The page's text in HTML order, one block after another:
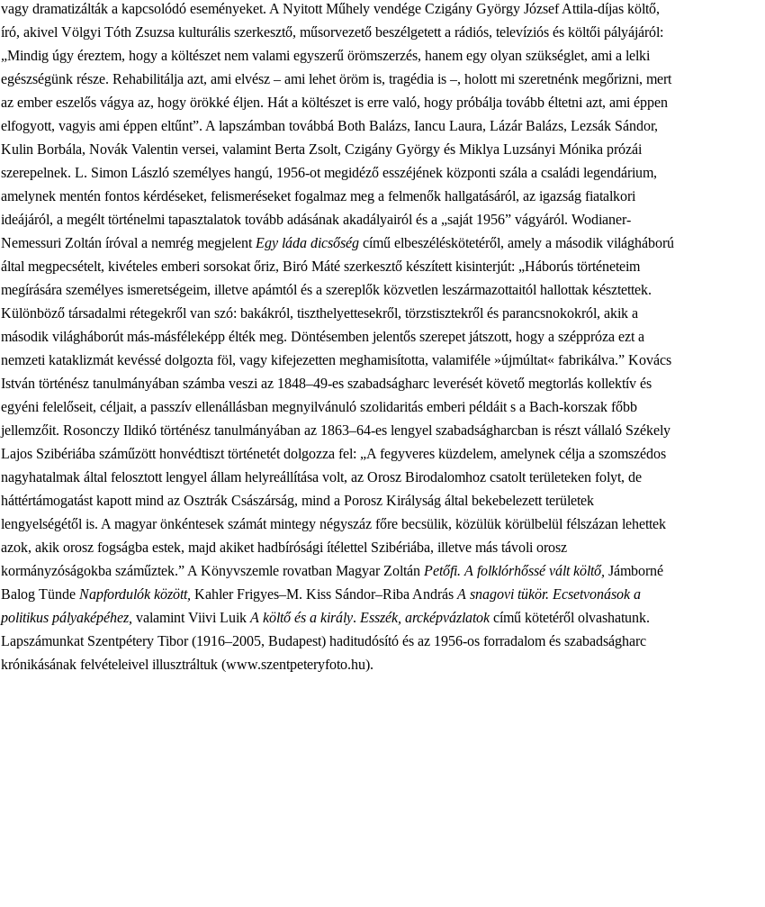
vagy dramatizálták a kapcsolódó eseményeket. A Nyitott Műhely vendége Czigány György József Attila-díjas költő,
író, akivel Völgyi Tóth Zsuzsa kulturális szerkesztő, műsorvezető beszélgetett a rádiós, televíziós és költői pályájáról:
„Mindig úgy éreztem, hogy a költészet nem valami egyszerű örömszerzés, hanem egy olyan szükséglet, ami a lelki
egészségünk része. Rehabilitálja azt, ami elvész – ami lehet öröm is, tragédia is –, holott mi szeretnénk megőrizni, mert
az ember eszelős vágya az, hogy örökké éljen. Hát a költészet is erre való, hogy próbálja tovább éltetni azt, ami éppen
elfogyott, vagyis ami éppen eltűnt”. A lapszámban továbbá Both Balázs, Iancu Laura, Lázár Balázs, Lezsák Sándor,
Kulin Borbála, Novák Valentin versei, valamint Berta Zsolt, Czigány György és Miklya Luzsányi Mónika prózái
szerepelnek. L. Simon László személyes hangú, 1956-ot megidéző esszéjének központi szála a családi legendárium,
amelynek mentén fontos kérdéseket, felismeréseket fogalmaz meg a felmenők hallgatásáról, az igazság fiatalkori
ideájáról, a megélt történelmi tapasztalatok tovább adásának akadályairól és a „saját 1956” vágyáról. Wodianer-
Nemessuri Zoltán íróval a nemrég megjelent Egy láda dicsőségcímű elbeszéléskötetéről, amely a második világháború
által megpecsételt, kivételes emberi sorsokat őriz, Biró Máté szerkesztő készített kisinterjút: „Háborús történeteim
megírására személyes ismeretségeim, illetve apámtól és a szereplők közvetlen leszármazottaitól hallottak késztettek.
Különböző társadalmi rétegekről van szó: bakákról, tiszthelyettesekről, törzstisztekről és parancsnokokról, akik a
második világháborút más-másféleképp élték meg. Döntésemben jelentős szerepet játszott, hogy a széppróza ezt a
nemzeti kataklizmát kevéssé dolgozta föl, vagy kifejezetten meghamisította, valamiféle »újmúltat« fabrikálva.” Kovács
István történész tanulmányában számba veszi az 1848–49-es szabadságharc leverését követő megtorlás kollektív és
egyéni felelőseit, céljait, a passzív ellenállásban megnyilvánuló szolidaritás emberi példáit s a Bach-korszak főbb
jellemzőit. Rosonczy Ildikó történész tanulmányában az 1863–64-es lengyel szabadságharcban is részt vállaló Székely
Lajos Szibériába száműzött honvédtiszt történetét dolgozza fel: „A fegyveres küzdelem, amelynek célja a szomszédos
nagyhatalmak által felosztott lengyel állam helyreállítása volt, az Orosz Birodalomhoz csatolt területeken folyt, de
háttértámogatást kapott mind az Osztrák Császárság, mind a Porosz Királyság által bekebelezett területek
lengyelségétől is. A magyar önkéntesek számát mintegy négyszáz főre becsülik, közülük körülbelül félszázan lehettek
azok, akik orosz fogságba estek, majd akiket hadbírósági ítélettel Szibériába, illetve más távoli orosz
kormányzóságokba száműztek.” A Könyvszemle rovatban Magyar Zoltán Petőfi. A folklórhőssé vált költő, Jámborné
Balog Tünde Napfordulók között, Kahler Frigyes–M. Kiss Sándor–Riba András A snagovi tükör. Ecsetvonások a
politikus pályaképéhez, valamint Viivi Luik A költő és a király. Esszék, arcképvázlatokcímű kötetéről olvashatunk.
Lapszámunkat Szentpétery Tibor (1916–2005, Budapest) haditudósító és az 1956-os forradalom és szabadságharc
krónikásának felvételeivel illusztráltuk (www.szentpeteryfoto.hu).